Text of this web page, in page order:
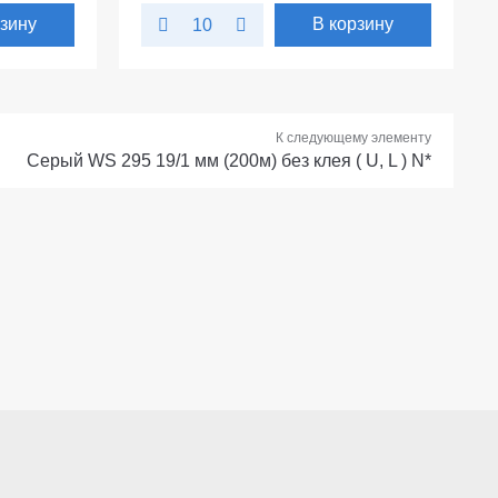
10 В корзину
К следующему элементу
Серый WS 295 19/1 мм (200м) без клея ( U, L ) N*